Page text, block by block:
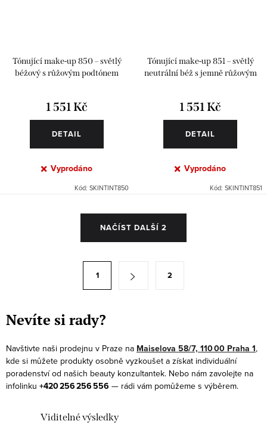
Tónující make-up 850 – světlý
béžový s růžovým podtónem
1 551 Kč
DETAIL
Vyprodáno
Kód: SKINTINT850
Tónující make-up 851 – světlý
neutrální béž s jemně růžovým
1 551 Kč
DETAIL
Vyprodáno
Kód: SKINTINT851
c
í
p
r
v
k
NAČÍST DALŠÍ 2
á
k
o
v
1 2
Nevíte si rady?
Navštivte naši prodejnu v Praze na Maiselova 58/7, 110 00 Praha 1,
kde si můžete produkty osobně vyzkoušet a získat individuální
poradenství od našich beauty konzultantek. Nebo nám zavolejte na
infolinku +420 256 256 556 — rádi vám pomůžeme s výběrem.
Viditelné výsledky